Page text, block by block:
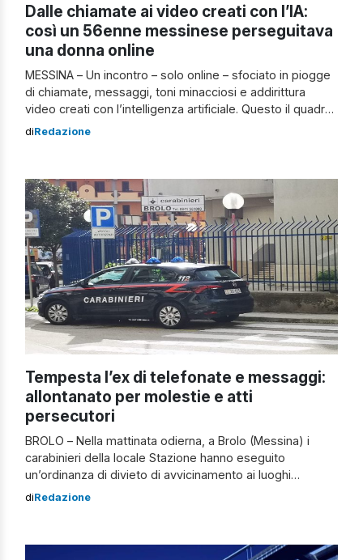
Dalle chiamate ai video creati con l’IA:
così un 56enne messinese perseguitava
una donna online
MESSINA – Un incontro – solo online – sfociato in piogge
di chiamate, messaggi, toni minacciosi e addirittura
video creati con l’intelligenza artificiale. Questo il quadro
che ha portato una 55enne bergamasca a denunciare un
messinese Nonostante la prima denuncia […]
diRedazione
Tempesta l’ex di telefonate e messaggi:
allontanato per molestie e atti
persecutori
BROLO – Nella mattinata odierna, a Brolo (Messina) i
carabinieri della locale Stazione hanno eseguito
un’ordinanza di divieto di avvicinamento ai luoghi
abitualmente frequentati dalla persona offesa emessa
63enne di Capo d’Orlando, ritenuto gravemente indiziato
diRedazione